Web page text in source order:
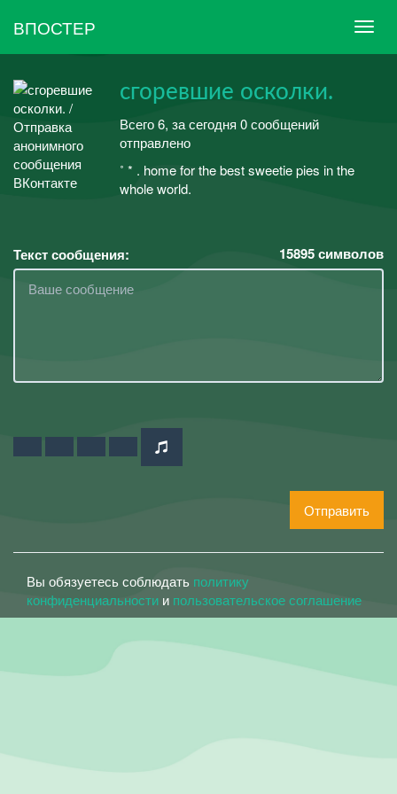
ВПОСТЕР
сгоревшие осколки.
Всего 6, за сегодня 0 сообщений
отправлено
˚ * . home for the best sweetie pies in the
whole world.
Текст сообщения: 15895символов
Отправить
Вы обязуетесь соблюдать политику
конфиденциальности и пользовательское соглашение